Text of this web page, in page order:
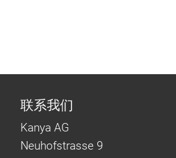
联系我们
Kanya AG
Neuhofstrasse 9